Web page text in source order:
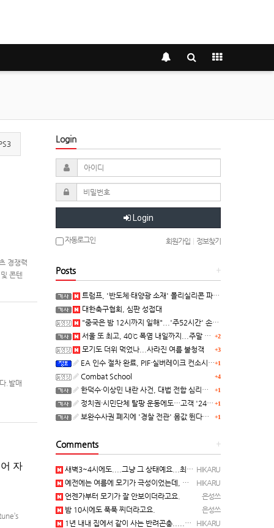
경쟁력
콘텐
.발매
자
Login
Login
자동로그인 회원가입 정보찾기
+
Posts
트럼프, '반도체·태양광 소재' 폴리실리콘 파생 제품에 15% 관세...한국 기업도 영향
대한축구협회, 심판 성접대
"중국은 밤 12시까지 일해"...'주52시간' 손볼까
+2
서울 또 최고, 40℃ 폭염 내일까지...주말 동쪽 비바람
+3
모기도 더위 먹었나...사라진 여름 불청객
+1
EA 인수 절차 완료, PIF·실버레이크 컨소시엄 산하 편입
+4
Combat School
+1
한덕수·이상민 내란 사건, 대법 전합 심리…"역사적 사법평가"(종합)
+1
정치권·시민단체 탈팡 운동에도…고객 '2470만명' 원상 회복, "고물가에 돌팡"
+1
보완수사권 폐지에 '경찰 전관' 몸값 뛴다…대형 로펌 영입전쟁
+
Comments
HIKARU
새벽3~4시에도....그냥 그 상태예요...최근 1주일은....
HIKARU
예전에는 여름에 모기가 극성이었는데, 여름에는 안나오는 것 같은.....ㅎ ㅎ)
은성쓰
언젠가부터 모기가 잘 안보이더라고요.
은성쓰
밤 10시에도 푹푹 찌더라고요.
HIKARU
1년 내내 집에서 같이 사는 반려곤충.....이죠...